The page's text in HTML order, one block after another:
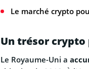
Le marché crypto
Un trésor crypto
Le Royaume-Uni a